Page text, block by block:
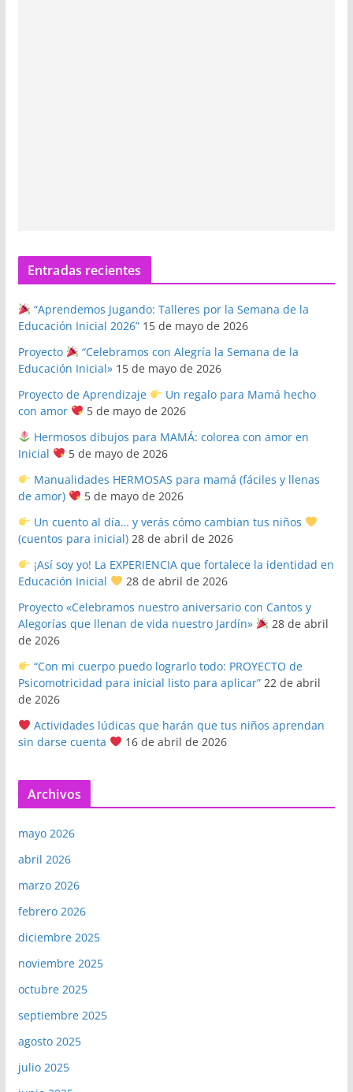
Entradas recientes
“Aprendemos Jugando: Talleres por la Semana de la
Educación Inicial 2026” 15 de mayo de 2026
Proyecto
“Celebramos con Alegría la Semana de la
Educación Inicial» 15 de mayo de 2026
Proyecto de Aprendizaje
Un regalo para Mamá hecho
con amor
5 de mayo de 2026
Hermosos dibujos para MAMÁ: colorea con amor en
Inicial
5 de mayo de 2026
Manualidades HERMOSAS para mamá (fáciles y llenas
de amor)
5 de mayo de 2026
Un cuento al día… y verás cómo cambian tus niños
(cuentos para inicial) 28 de abril de 2026
¡Así soy yo! La EXPERIENCIA que fortalece la identidad en
Educación Inicial
28 de abril de 2026
Proyecto «Celebramos nuestro aniversario con Cantos y
Alegorías que llenan de vida nuestro Jardín»
28 de abril
de 2026
“Con mi cuerpo puedo lograrlo todo: PROYECTO de
Psicomotricidad para inicial listo para aplicar” 22 de abril
de 2026
Actividades lúdicas que harán que tus niños aprendan
sin darse cuenta
16 de abril de 2026
Archivos
mayo 2026
abril 2026
marzo 2026
febrero 2026
diciembre 2025
noviembre 2025
octubre 2025
septiembre 2025
agosto 2025
julio 2025